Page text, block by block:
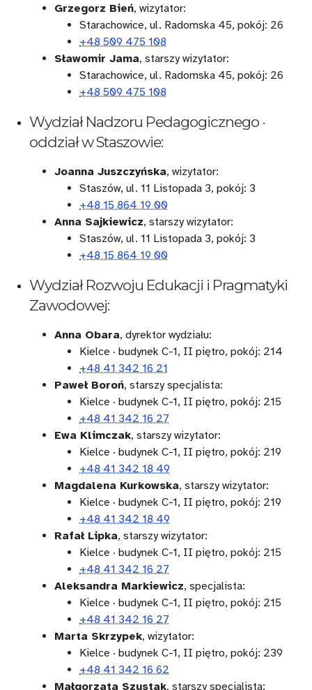
Grzegorz Bień, wizytator:
Starachowice, ul. Radomska 45, pokój: 26
+48 509 475 108
Sławomir Jama, starszy wizytator:
Starachowice, ul. Radomska 45, pokój: 26
+48 509 475 108
Wydział Nadzoru Pedagogicznego ·
oddział w Staszowie:
Joanna Juszczyńska, wizytator:
Staszów, ul. 11 Listopada 3, pokój: 3
+48 15 864 19 00
Anna Sajkiewicz, starszy wizytator:
Staszów, ul. 11 Listopada 3, pokój: 3
+48 15 864 19 00
Wydział Rozwoju Edukacji i Pragmatyki
Zawodowej:
Anna Obara, dyrektor wydziału:
Kielce · budynek C-1, II piętro, pokój: 214
+48 41 342 16 21
Paweł Boroń, starszy specjalista:
Kielce · budynek C-1, II piętro, pokój: 215
+48 41 342 16 27
Ewa Klimczak, starszy wizytator:
Kielce · budynek C-1, II piętro, pokój: 219
+48 41 342 18 49
Magdalena Kurkowska, starszy wizytator:
Kielce · budynek C-1, II piętro, pokój: 219
+48 41 342 18 49
Rafał Lipka, starszy wizytator:
Kielce · budynek C-1, II piętro, pokój: 215
+48 41 342 16 27
Aleksandra Markiewicz, specjalista:
Kielce · budynek C-1, II piętro, pokój: 215
+48 41 342 16 27
Marta Skrzypek, wizytator:
Kielce · budynek C-1, II piętro, pokój: 239
+48 41 342 16 62
Małgorzata Szustak, starszy specjalista: